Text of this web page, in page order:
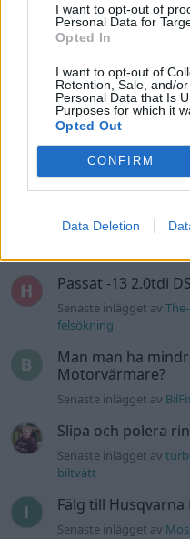
I want to opt-out of
Personal Data for
Opted In
I want to opt-out of
Retention, Sale, and/
Personal Data that Is
Purposes for which it
Opted Out
CONFIRM
Data Deletion
Senaste inlägget av
Nyaste
ID 4 vs XC 40 ? 2
Senaste inlägget av
hybridbilar
Ni som kör HEV
Senaste inlägget av
Senaste inlägget av
Passat -13 2.0tdi
Senaste inlägget av
felsökning
Man man ha
Motorvärmare?
Senaste inlägget av
Slipa och polera
Senaste inlägget av
biltvätt
Fälg till Husqvarna
Senaste inlägget av